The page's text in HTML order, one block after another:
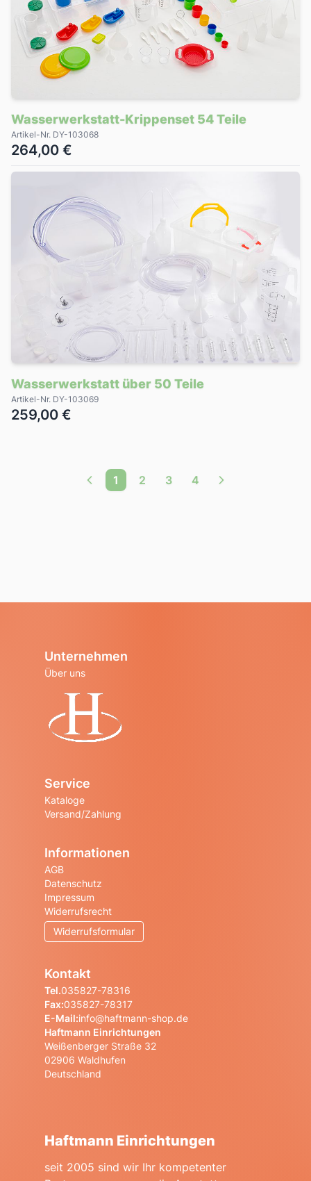
Wasserwerkstatt-Krippenset 54 Teile
Artikel-Nr. DY-103068
264,00 €
Wasserwerkstatt über 50 Teile
Artikel-Nr. DY-103069
259,00 €
1 2 3 4
Unternehmen
Über uns
Service
Kataloge
Versand/Zahlung
Informationen
AGB
Datenschutz
Impressum
Widerrufsrecht
Widerrufsformular
Kontakt
Tel.035827-78316
Fax:035827-78317
E-Mail:info@haftmann-shop.de
Haftmann Einrichtungen
Weißenberger Straße 32
02906 Waldhufen
Deutschland
Haftmann Einrichtungen
seit 2005 sind wir Ihr kompetenter